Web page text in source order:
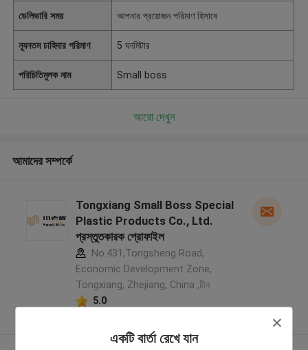
একটি বার্তা রেখে যান
ডেলিভারি সময় আপনার প্রয়োজন পরিমাণ হিসাবে
ন্যূনতম চাহিদার পরিমাণ 5 ঘনমিটার
পরিচিতিমুলক নাম Small boss
আরো দেখুন
আমাদের সম্পর্কে
Tongxiang Small Boss Special
Plastic Products Co., Ltd.
প্রস্তুতকারক প্রোফাইল
No.431,Tongsheng Road,
Economic Development Zone,
Tongxiang, Zhejiang, China ,চীন
5.0